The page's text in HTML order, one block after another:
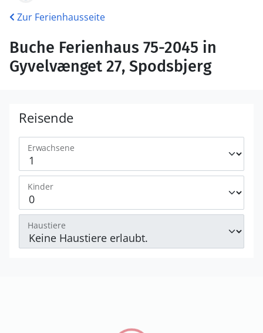
Zur Ferienhausseite
Buche Ferienhaus 75-2045 in
Gyvelvænget 27, Spodsbjerg
Reisende
Erwachsene
Kinder
Haustiere